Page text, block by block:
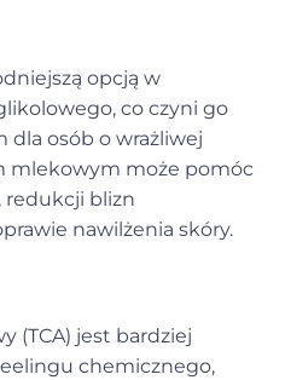
opcją w
co czyni go
osób o wrażliwej
mlekowym może pomóc
redukcji blizn
nawilżenia skóry.
(TCA) jest bardziej
chemicznego,